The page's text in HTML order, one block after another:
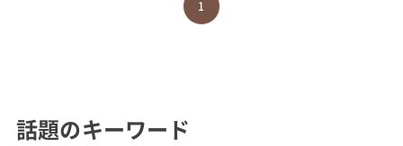
1
話題のキーワード